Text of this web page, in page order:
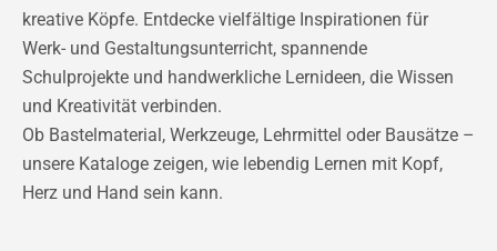
kreative Köpfe. Entdecke vielfältige Inspirationen für
Werk- und Gestaltungsunterricht, spannende
Schulprojekte und handwerkliche Lernideen, die Wissen
und Kreativität verbinden.
Ob Bastelmaterial, Werkzeuge, Lehrmittel oder Bausätze –
unsere Kataloge zeigen, wie lebendig Lernen mit Kopf,
Herz und Hand sein kann.